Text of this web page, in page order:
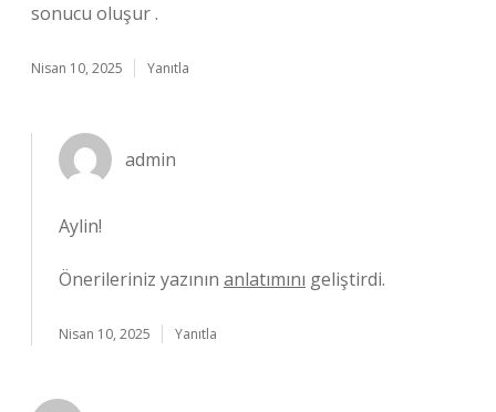
sonucu oluşur .
Nisan 10, 2025 Yanıtla
admin
Aylin!
Önerileriniz yazının anlatımını geliştirdi.
Nisan 10, 2025 Yanıtla